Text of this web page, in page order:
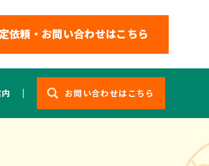
依頼・お問い合わせはこちら
お問い合わせはこちら